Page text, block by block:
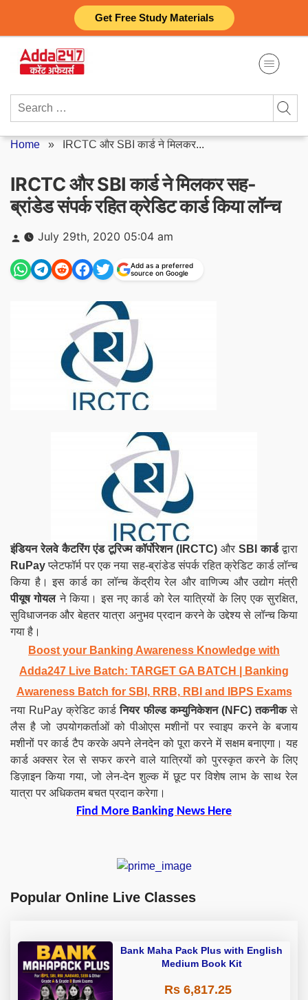
Get Free Study Materials
content
Search
Home » IRCTC और SBI कार्ड ने मिलकर...
IRCTC और SBI कार्ड ने मिलकर सह-
ब्रांडेड संपर्क रहित क्रेडिट कार्ड किया लॉन्च
Posted
by
July 29th, 2020 05:04 am
Add as a preferred
source on Google
इंडियन रेलवे कैटरिंग एंड टूरिज्म कॉर्पोरेशन (IRCTC) और SBI कार्डद्वारा
RuPayप्लेटफॉर्म पर एक नया सह-ब्रांडेड संपर्क रहित क्रेडिट कार्ड लॉन्च
किया है। इस कार्ड का लॉन्च केंद्रीय रेल और वाणिज्य और उद्योग मंत्री
पीयूष गोयलने किया। इस नए कार्ड को रेल यात्रियों के लिए एक सुरक्षित,
सुविधाजनक और बेहतर यात्रा अनुभव प्रदान करने के उद्देश्य से लॉन्च किया
गया है।
Boost your Banking Awareness Knowledge with
Adda247 Live Batch: TARGET GA BATCH
| Banking
Awareness Batch for SBI, RRB, RBI and IBPS Exams
नया RuPay क्रेडिट कार्डनियर फील्ड कम्युनिकेशन (NFC) तकनीकसे
लैस है जो उपयोगकर्ताओं को पीओएस मशीनों पर स्वाइप करने के बजाय
मशीनों पर कार्ड टैप करके अपने लेनदेन को पूरा करने में सक्षम बनाएगा। यह
कार्ड अक्सर रेल से सफर करने वाले यात्रियों को पुरस्कृत करने के लिए
डिज़ाइन किया गया, जो लेन-देन शुल्क में छूट पर विशेष लाभ के साथ रेल
यात्रा पर अधिकतम बचत प्रदान करेगा।
Find More Banking News Here
Popular Online Live Classes
Bank Maha Pack Plus with English
Medium Book Kit
Rs 6,817.25